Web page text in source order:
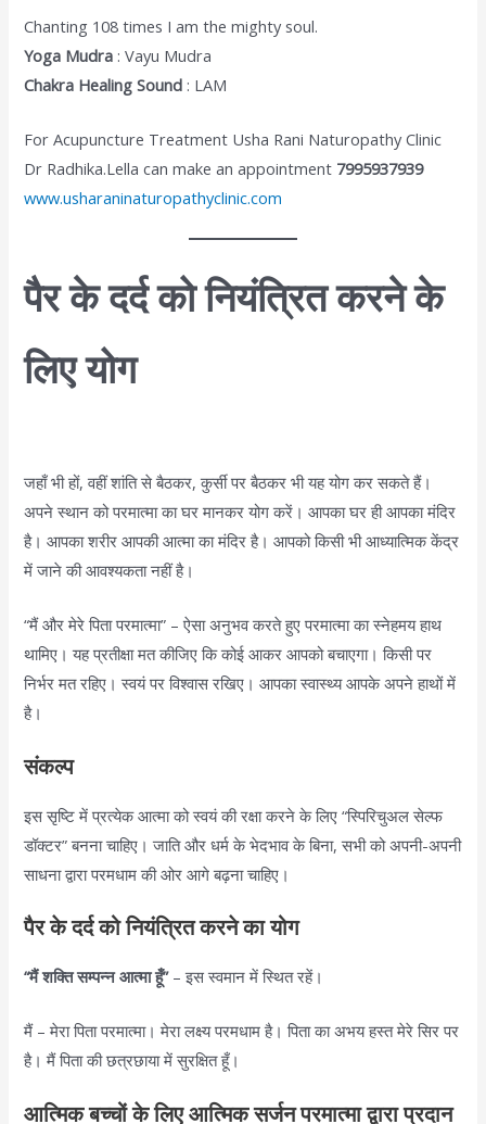
Chanting 108 times I am the mighty soul.
Yoga Mudra : Vayu Mudra
Chakra Healing Sound : LAM
For Acupuncture Treatment Usha Rani Naturopathy Clinic
Dr Radhika.Lella can make an appointment 7995937939
www.usharaninaturopathyclinic.com
पैर के दर्द को नियंत्रित करने के
लिए योग
जहाँ भी हों, वहीं शांति से बैठकर, कुर्सी पर बैठकर भी यह योग कर सकते हैं।
अपने स्थान को परमात्मा का घर मानकर योग करें। आपका घर ही आपका मंदिर
है। आपका शरीर आपकी आत्मा का मंदिर है। आपको किसी भी आध्यात्मिक केंद्र
में जाने की आवश्यकता नहीं है।
“मैं और मेरे पिता परमात्मा” – ऐसा अनुभव करते हुए परमात्मा का स्नेहमय हाथ
थामिए। यह प्रतीक्षा मत कीजिए कि कोई आकर आपको बचाएगा। किसी पर
निर्भर मत रहिए। स्वयं पर विश्वास रखिए। आपका स्वास्थ्य आपके अपने हाथों में
है।
संकल्प
इस सृष्टि में प्रत्येक आत्मा को स्वयं की रक्षा करने के लिए “स्पिरिचुअल सेल्फ
डॉक्टर” बनना चाहिए। जाति और धर्म के भेदभाव के बिना, सभी को अपनी-अपनी
साधना द्वारा परमधाम की ओर आगे बढ़ना चाहिए।
पैर के दर्द को नियंत्रित करने का योग
“मैं शक्ति सम्पन्न आत्मा हूँ”– इस स्वमान में स्थित रहें।
मैं – मेरा पिता परमात्मा। मेरा लक्ष्य परमधाम है। पिता का अभय हस्त मेरे सिर पर
है। मैं पिता की छत्रछाया में सुरक्षित हूँ।
आत्मिक बच्चों के लिए आत्मिक सर्जन परमात्मा द्वारा प्रदान